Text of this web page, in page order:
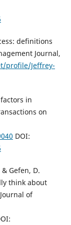
definitions
Journal,
profile/Jeffrey-
in
on
DOI:
Gefen, D.
think about
of